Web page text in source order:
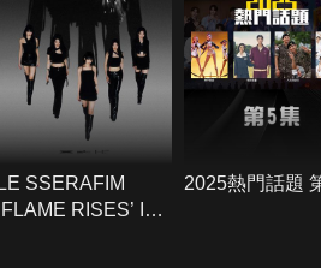
LE SSERAFIM
RISES’ IN
2025熱門話題